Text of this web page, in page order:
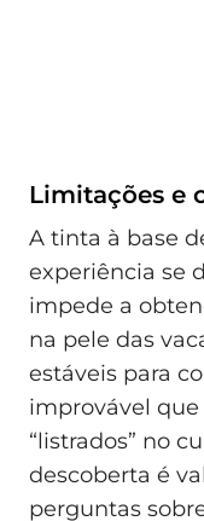
Limitações e
A tinta à base
experiência se
impede a
na pele das
estáveis para
improvável
“listrados” no
descoberta é
perguntas